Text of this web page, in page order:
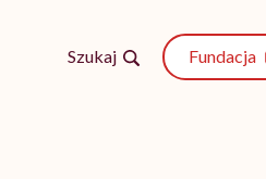
Szukaj Fundacja